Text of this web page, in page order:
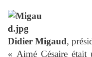
Didier Migaud,
« Aimé Césaire